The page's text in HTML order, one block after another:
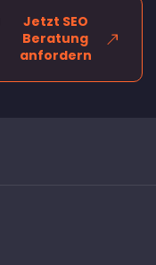
Jetzt SEO
Beratung
anfordern